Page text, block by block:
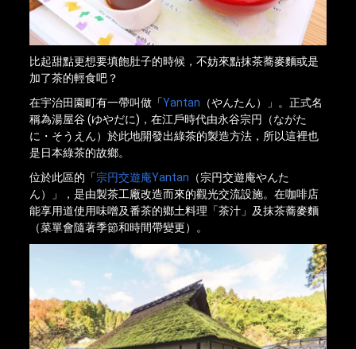
比起甜點更想要填飽肚子的時候，不妨來點抹茶蕎麥麵或是
加了茶的輕食吧？
在宇治田園町有一帶叫做「Yantan （やんたん）」。正式名
稱為湯屋谷 (ゆやだに)，在江戶時代由永谷宗円（ながた
に・そうえん）於此地開發出綠茶的製造方法，所以這裡也
是日本綠茶的故鄉。
位於此區的「宗円交遊庵Yantan （宗円交遊庵やんた
ん）」，是由製茶工廠改造而來的觀光交流設施。在咖啡店
能享用道使用味噌及番茶的鄉土料理「茶汁」及抹茶蕎麥麵
（菜單會隨著季節和時間帶變更）。